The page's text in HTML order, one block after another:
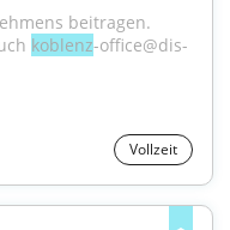
beitragen.
koblenz-office@dis-
Vollzeit